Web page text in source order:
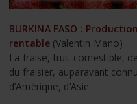
BURKINA FASO :
rentable (Valentin Mano)
La fraise, fruit comestible,
du fraisier, auparavant
d’Amérique, d’Asie